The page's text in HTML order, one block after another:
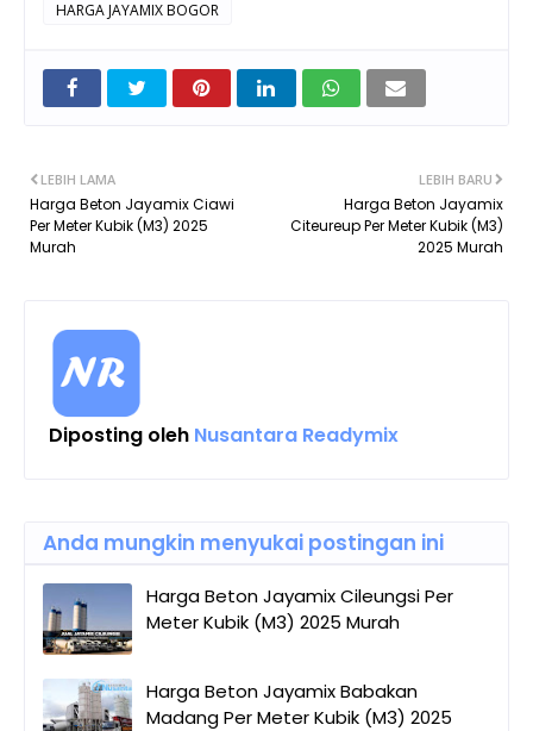
HARGA JAYAMIX BOGOR
LEBIH BARU
Harga Beton Jayamix
Citeureup Per Meter Kubik (M3)
2025 Murah
LEBIH LAMA
Harga Beton Jayamix Ciawi
Per Meter Kubik (M3) 2025
Murah
Diposting oleh Nusantara Readymix
Anda mungkin menyukai postingan ini
Harga Beton Jayamix Cileungsi Per
Meter Kubik (M3) 2025 Murah
Harga Beton Jayamix Babakan
Madang Per Meter Kubik (M3) 2025